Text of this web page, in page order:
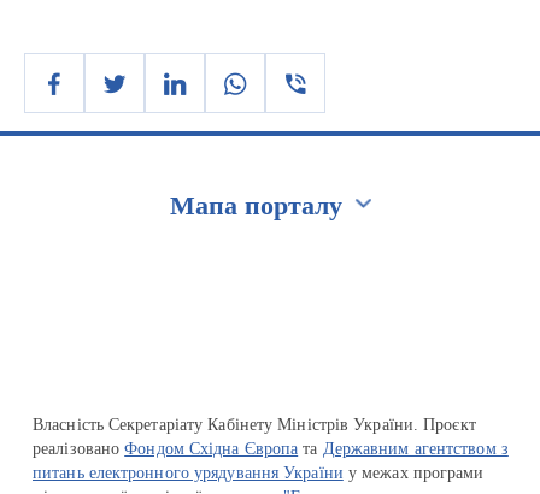
Мапа порталу
Власність Секретаріату Кабінету Міністрів України. Проєкт
реалізованоФондом Східна Європа та Державним агентством з
питань електронного урядування України у межах програми